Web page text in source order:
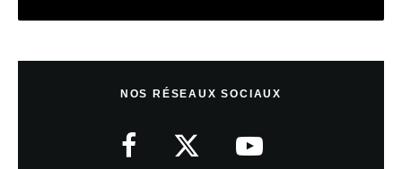
NOS RÉSEAUX SOCIAUX